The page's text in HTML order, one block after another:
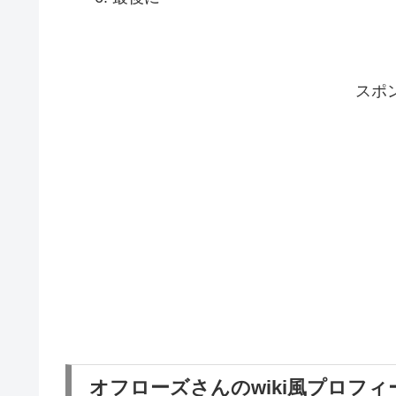
スポ
オフローズさんのwiki風プロフィ